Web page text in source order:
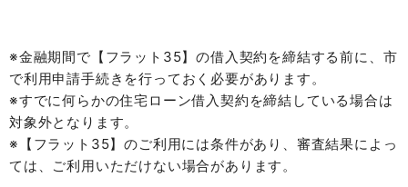
※金融期間で【フラット35】の借入契約を締結する前に、市
で利用申請手続きを行っておく必要があります。
※すでに何らかの住宅ローン借入契約を締結している場合は
対象外となります。
※【フラット35】のご利用には条件があり、審査結果によっ
ては、ご利用いただけない場合があります。